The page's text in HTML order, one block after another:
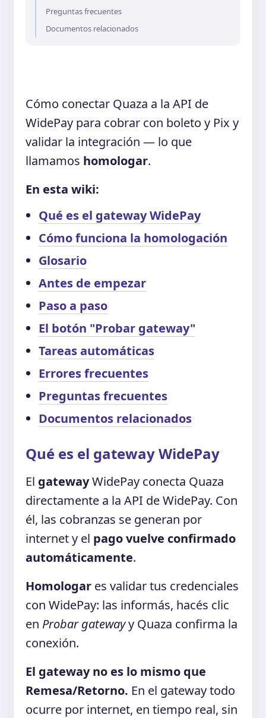
Cómo conectar Quaza a la API de
WidePay para cobrar con boleto y Pix y
validar la integración — lo que
llamamos homologar.
En esta wiki:
Qué es el gateway WidePay
Cómo funciona la homologación
Glosario
Antes de empezar
Paso a paso
El botón "Probar gateway"
Tareas automáticas
Errores frecuentes
Preguntas frecuentes
Documentos relacionados
Qué es el gateway WidePay
El gatewayWidePay conecta Quaza
directamente a la API de WidePay. Con
él, las cobranzas se generan por
internet y el pago vuelve confirmado
automáticamente.
Homologar es validar tus credenciales
con WidePay: las informás, hacés clic
en Probar gatewayy Quaza confirma la
conexión.
El gateway no es lo mismo que
Remesa/Retorno. En el gateway todo
ocurre por internet, en tiempo real, sin
Preguntas frecuentes
Documentos relacionados